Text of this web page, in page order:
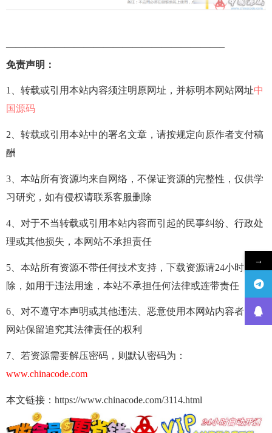
——————————————————————–
免责声明：
1、转载或引用本站内容须注明原网址，并标明本网站网址中
国源码
2、转载或引用本站中的署名文章，请按规定向原作者支付稿
酬
3、本站所有资源均来自网络，不保证资源的完整性，仅供学
习研究，如有侵权请联系客服删除
4、对于不当转载或引用本站内容而引起的民事纠纷、行政处
理或其他损失，本网站不承担责任
5、本站所有资源不带任何技术支持，下载资源请24小时内删
除，如用于违法用途，本站不承担任何法律或连带责任
6、对不遵守本声明或其他违法、恶意使用本网站内容者，本
网站保留追究其法律责任的权利
7、若资源需要解压密码，则默认密码为：
www.chinacode.com
本文链接：https://www.chinacode.com/3114.html
→